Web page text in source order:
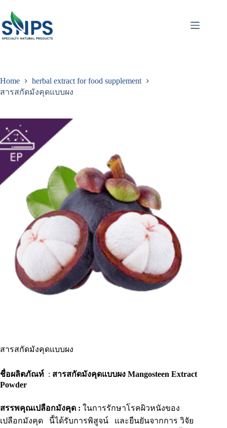
Home
herbal extract for food supplement
สารสกัดมังคุดแบบผง
สารสกัดมังคุดแบบผง
ชื่อผลิตภัณท์ : สารสกัดมังคุดแบบผง Mangosteen Extract
Powder
สรรพคุณเปลือกมังคุด : ในการรักษาโรคผิวหนังของ
เปลือกมังคุด นี้ได้รับการพิสูจน์ และยืนยันจากการ วิจัย